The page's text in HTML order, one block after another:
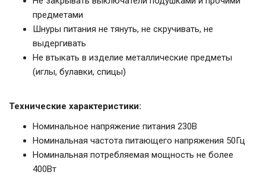
предметами
Шнуры питания не тянуть, не скручивать, не
выдергивать
Не втыкать в изделие металлические предметы
(иглы, булавки, спицы)
Технические характеристики:
Номинальное напряжение питания 230В
Номинальная частота питающего напряжения 50Гц
Номинальная потребляемая мощность не более
400Вт